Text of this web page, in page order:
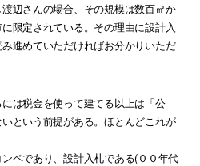
辺さんの場合、その規模は数百㎡か
限定されている。その理由に設計入
進めていただければお分かりいただ
は税金を使って建てる以上は「公
という前提がある。ほとんどこれが
ペであり、設計入札である(００年代